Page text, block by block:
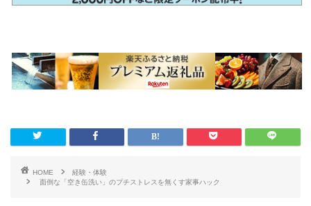
HOME
経験・体験
面倒な「空き缶洗い」のプチストレスを無くす家事ハック